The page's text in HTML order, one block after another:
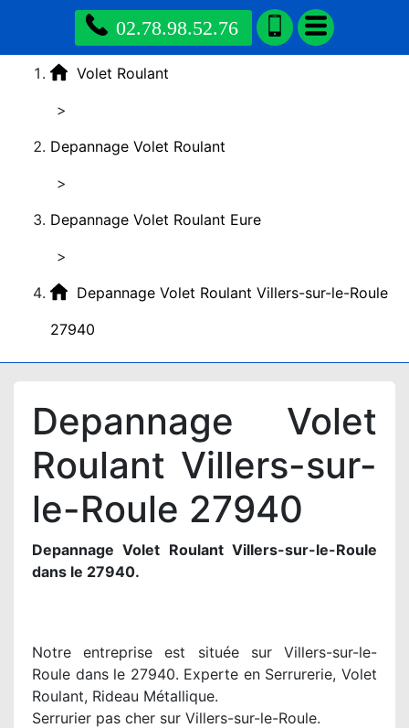
02.78.98.52.76
Volet Roulant
>
Depannage Volet Roulant
>
Depannage Volet Roulant Eure
>
Depannage Volet Roulant Villers-sur-le-Roule
27940
Depannage Volet
Roulant Villers-sur-
le-Roule 27940
Depannage Volet Roulant Villers-sur-le-Roule
dans le 27940.
Notre entreprise est située sur Villers-sur-le-
Roule dans le 27940. Experte en Serrurerie, Volet
Roulant, Rideau Métallique.
Serrurier pas cher sur Villers-sur-le-Roule.